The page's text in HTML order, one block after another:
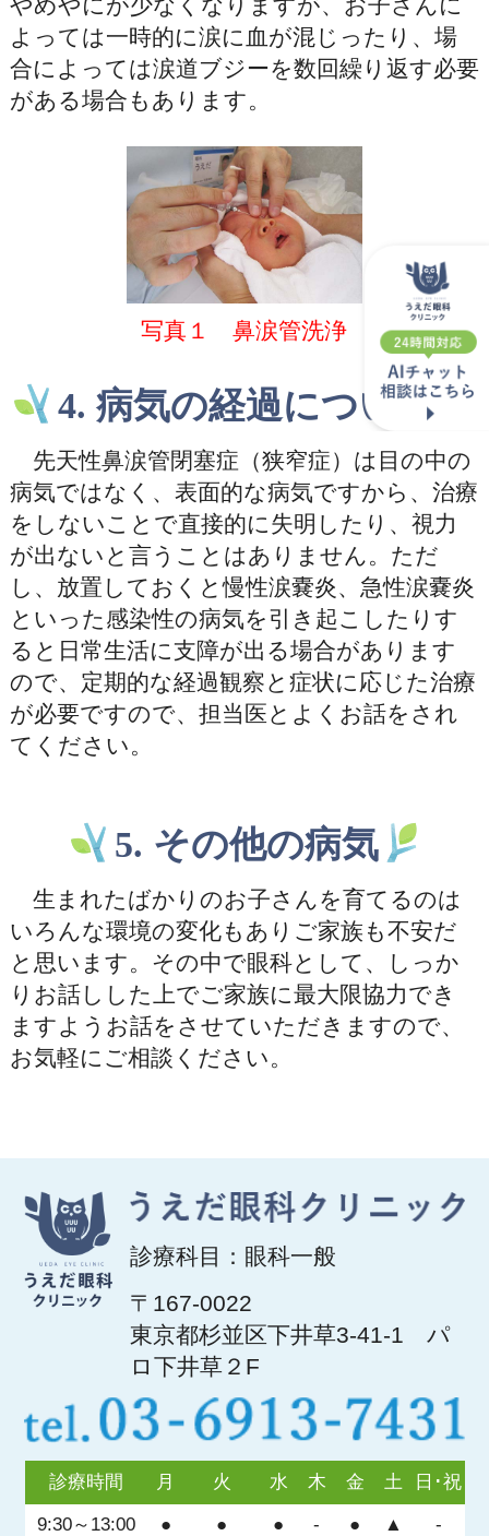
やめやにが少なくなりますが、お子さんに
よっては一時的に涙に血が混じったり、場
合によっては涙道ブジーを数回繰り返す必要
がある場合もあります。
写真１ 鼻涙管洗浄
4. 病気の経過について
先天性鼻涙管閉塞症（狭窄症）は目の中の
病気ではなく、表面的な病気ですから、治療
をしないことで直接的に失明したり、視力
が出ないと言うことはありません。ただ
し、放置しておくと慢性涙嚢炎、急性涙嚢炎
といった感染性の病気を引き起こしたりす
ると日常生活に支障が出る場合があります
ので、定期的な経過観察と症状に応じた治療
が必要ですので、担当医とよくお話をされ
てください。
5. その他の病気
生まれたばかりのお子さんを育てるのは
いろんな環境の変化もありご家族も不安だ
と思います。その中で眼科として、しっか
りお話しした上でご家族に最大限協力でき
ますようお話をさせていただきますので、
お気軽にご相談ください。
診療科目：眼科一般
〒167-0022
東京都杉並区下井草3-41-1 パ
ロ下井草２F
診療時間 月 火 水 木 金 土 日･祝
9:30～13:00 ● ● ● - ● ▲ -